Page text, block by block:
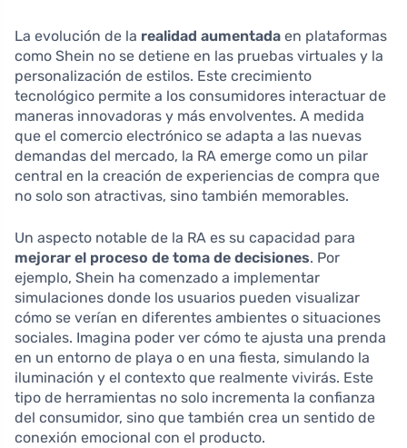
La evolución de la realidad aumentada en plataformas
como Shein no se detiene en las pruebas virtuales y la
personalización de estilos. Este crecimiento
tecnológico permite a los consumidores interactuar de
maneras innovadoras y más envolventes. A medida
que el comercio electrónico se adapta a las nuevas
demandas del mercado, la RA emerge como un pilar
central en la creación de experiencias de compra que
no solo son atractivas, sino también memorables.
Un aspecto notable de la RA es su capacidad para
mejorar el proceso de toma de decisiones. Por
ejemplo, Shein ha comenzado a implementar
simulaciones donde los usuarios pueden visualizar
cómo se verían en diferentes ambientes o situaciones
sociales. Imagina poder ver cómo te ajusta una prenda
en un entorno de playa o en una fiesta, simulando la
iluminación y el contexto que realmente vivirás. Este
tipo de herramientas no solo incrementa la confianza
del consumidor, sino que también crea un sentido de
conexión emocional con el producto.